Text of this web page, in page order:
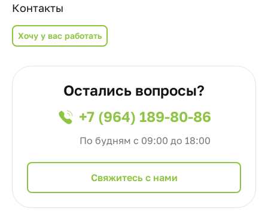
Контакты
Хочу у вас работать
Остались вопросы?
+7 (964) 189-80-86
По будням с 09:00 до 18:00
Cвяжитесь с нами